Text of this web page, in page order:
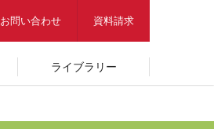
お問い合わせ 資料請求
ライブラリー